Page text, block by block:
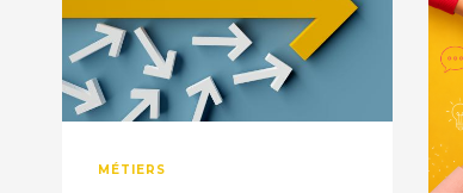
MÉTIERS